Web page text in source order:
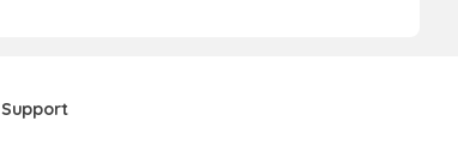
Support